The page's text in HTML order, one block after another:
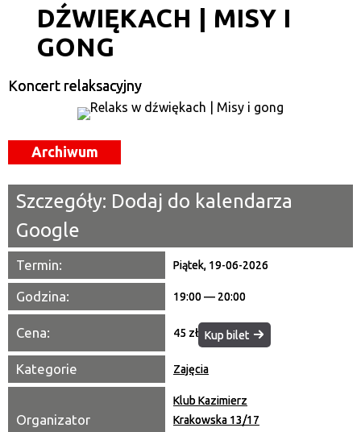
Kategoria
Miejsce
Promowane
DŹWIĘKACH | MISY I
GONG
Koncert relaksacyjny
Archiwum
Szczegóły: Dodaj do kalendarza
Google
Termin: Piątek, 19-06-2026
Godzina: 19:00 — 20:00
Cena: 45 zł Kup bilet
Kategorie Zajęcia
Organizator
Klub Kazimierz
Krakowska 13/17